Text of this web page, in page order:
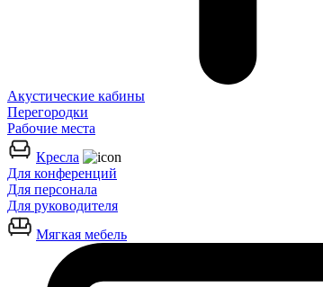
Акустические кабины
Перегородки
Рабочие места
Кресла
Для конференций
Для персонала
Для руководителя
Мягкая мебель